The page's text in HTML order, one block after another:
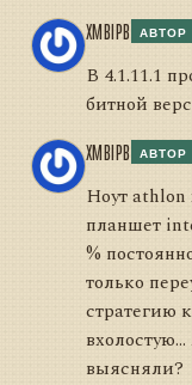
XMBIPB АВТОР
В 4.1.11.1
битной
XMBIPB АВТОР
Ноут athlon
планшет
%
только
стратегию
выясняли?